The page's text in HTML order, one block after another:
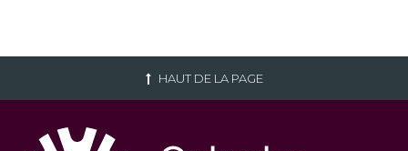
HAUT DE LA PAGE